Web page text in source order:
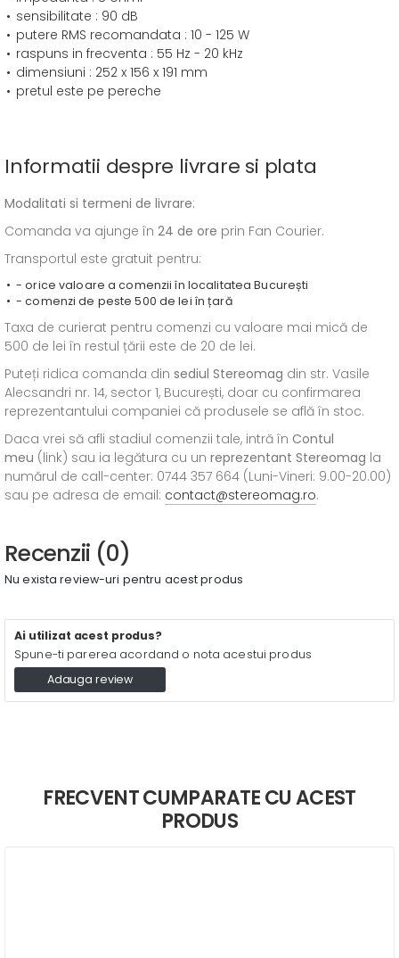
sensibilitate : 90 dB
putere RMS recomandata : 10 - 125 W
raspuns in frecventa : 55 Hz - 20 kHz
dimensiuni : 252 x 156 x 191 mm
pretul este pe pereche
Informatii despre livrare si plata
Modalitati si termeni de livrare:
Comanda va ajunge în 24 de ore prin Fan Courier.
Transportul este gratuit pentru:
- orice valoare a comenzii în localitatea București
- comenzi de peste 500 de lei în țară
Taxa de curierat pentru comenzi cu valoare mai mică de
500 de lei în restul țării este de 20 de lei.
Puteți ridica comanda din sediul Stereomag din str. Vasile
Alecsandri nr. 14, sector 1, București, doar cu confirmarea
reprezentantului companiei că produsele se află în stoc.
Daca vrei să afli stadiul comenzii tale, intră în Contul
meu (link) sau ia legătura cu un reprezentant Stereomag la
numărul de call-center: 0744 357 664 (Luni-Vineri: 9.00-20.00)
sau pe adresa de email: contact@stereomag.ro.
Recenzii (0)
Nu exista review-uri pentru acest produs
Ai utilizat acest produs?
Spune-ti parerea acordand o nota acestui produs
Adauga review
FRECVENT CUMPARATE CU ACEST
PRODUS